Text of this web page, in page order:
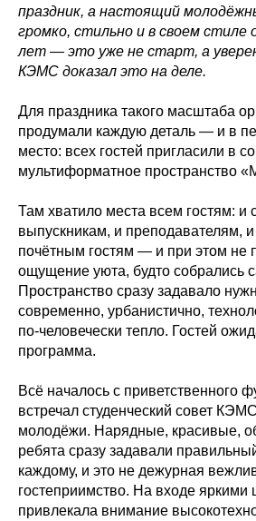
праздник, а настоящий
громко, стильно и в своем
лет — это уже не старт, а
КЭМС доказал это на деле.
Для праздника такого масштаба
продумали каждую деталь — и в
место: всех гостей пригласили в
мультиформатное пространство
Там хватило места всем гостям: и
выпускникам, и преподавателям,
почётным гостям — и при этом не
ощущение уюта, будто собрались
Пространство сразу задавало
современно, урбанистично,
по‑человечески тепло. Гостей
программа.
Всё началось с приветственного
встречал студенческий совет
молодёжи. Нарядные, красивые,
ребята сразу задавали
каждому, и это не дежурная
гостеприимство. На входе яркими
привлекала внимание